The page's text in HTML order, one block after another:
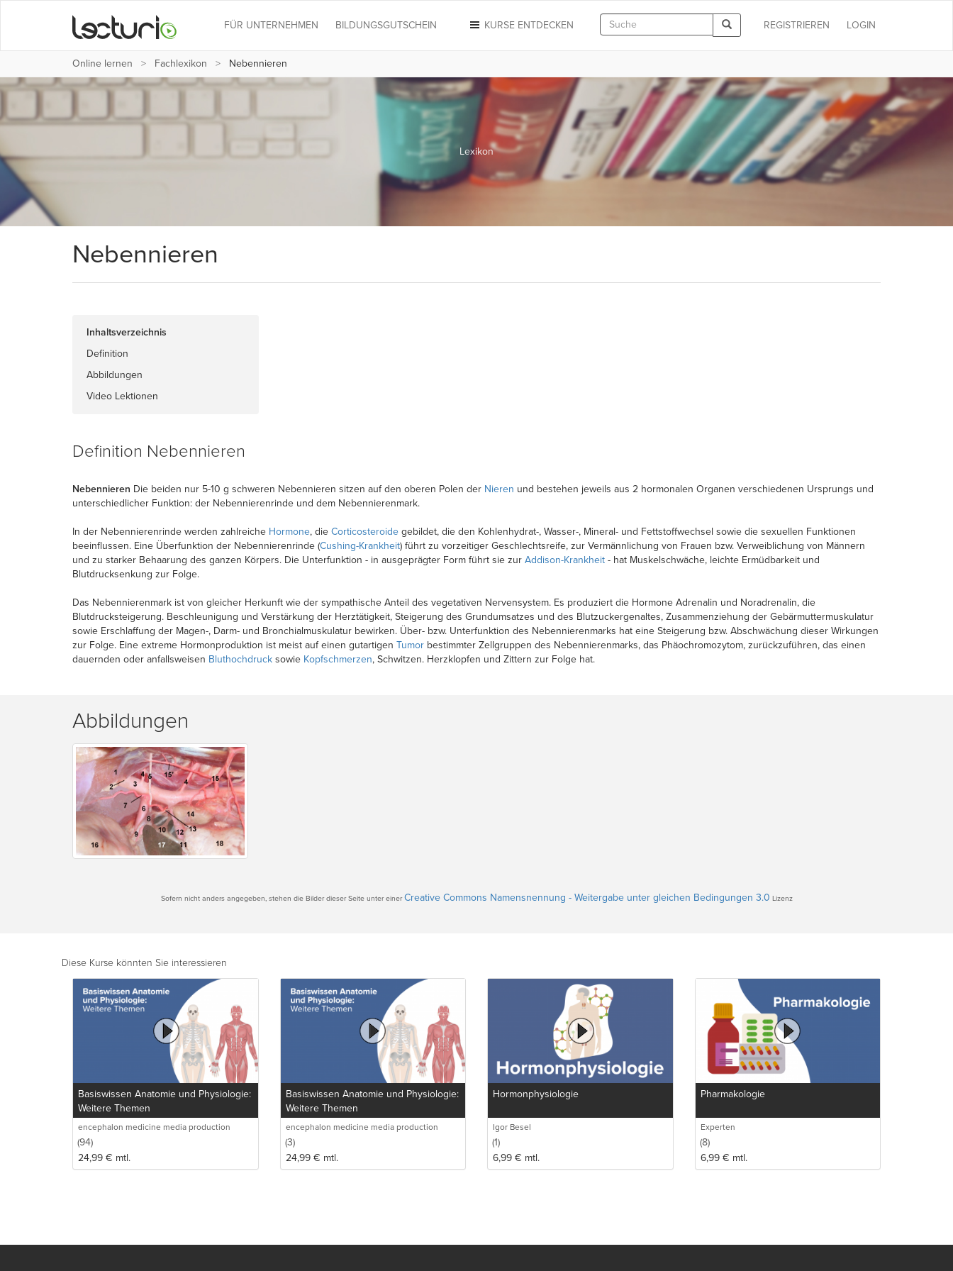
LOGIN
REGISTRIEREN
KURSE ENTDECKEN
FÜR UNTERNEHMEN BILDUNGSGUTSCHEIN
Online lernen Fachlexikon Nebennieren
Lexikon
Nebennieren
Inhaltsverzeichnis
Definition
Abbildungen
Video Lektionen
Definition Nebennieren
Nebennieren Die beiden nur 5-10 g schweren Nebennieren sitzen auf den oberen Polen der Nieren und bestehen jeweils aus 2 hormonalen Organen verschiedenen Ursprungs und
unterschiedlicher Funktion: der Nebennierenrinde und dem Nebennierenmark.
In der Nebennierenrinde werden zahlreiche Hormone, die Corticosteroide gebildet, die den Kohlenhydrat-, Wasser-, Mineral- und Fettstoffwechsel sowie die sexuellen Funktionen
beeinflussen. Eine Überfunktion der Nebennierenrinde (Cushing-Krankheit) führt zu vorzeitiger Geschlechtsreife, zur Vermännlichung von Frauen bzw. Verweiblichung von Männern
und zu starker Behaarung des ganzen Körpers. Die Unterfunktion - in ausgeprägter Form führt sie zur Addison-Krankheit - hat Muskelschwäche, leichte Ermüdbarkeit und
Blutdrucksenkung zur Folge.
Das Nebennierenmark ist von gleicher Herkunft wie der sympathische Anteil des vegetativen Nervensystem. Es produziert die Hormone Adrenalin und Noradrenalin, die
Blutdrucksteigerung. Beschleunigung und Verstärkung der Herztätigkeit, Steigerung des Grundumsatzes und des Blutzuckergenaltes, Zusammenziehung der Gebärmuttermuskulatur
sowie Erschlaffung der Magen-, Darm- und Bronchialmuskulatur bewirken. Über- bzw. Unterfunktion des Nebennierenmarks hat eine Steigerung bzw. Abschwächung dieser Wirkungen
zur Folge. Eine extreme Hormonproduktion ist meist auf einen gutartigen Tumor bestimmter Zellgruppen des Nebennierenmarks, das Phäochromozytom, zurückzuführen, das einen
dauernden oder anfallsweisen Bluthochdruck sowie Kopfschmerzen, Schwitzen. Herzklopfen und Zittern zur Folge hat.
Abbildungen
Sofern nicht anders angegeben, stehen die Bilder dieser Seite unter einerCreative Commons Namensnennung - Weitergabe unter gleichen Bedingungen 3.0 Lizenz
Diese Kurse könnten Sie interessieren
Basiswissen Anatomie und Physiologie:
Weitere Themen
encephalon medicine media production
GmbH
(94)
24,99 € mtl.
Basiswissen Anatomie und Physiologie:
Weitere Themen
encephalon medicine media production
GmbH
(3)
24,99 € mtl.
Hormonphysiologie
Igor Besel
(1)
6,99 € mtl.
Pharmakologie
Experten
(8)
6,99 € mtl.